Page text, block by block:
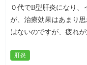
０代でB型肝炎になり
が、治療効果はあまり
はないのですが、疲れ
肝炎